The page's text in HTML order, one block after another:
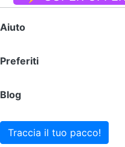
Aiuto
Preferiti
Blog
Traccia il tuo pacco!